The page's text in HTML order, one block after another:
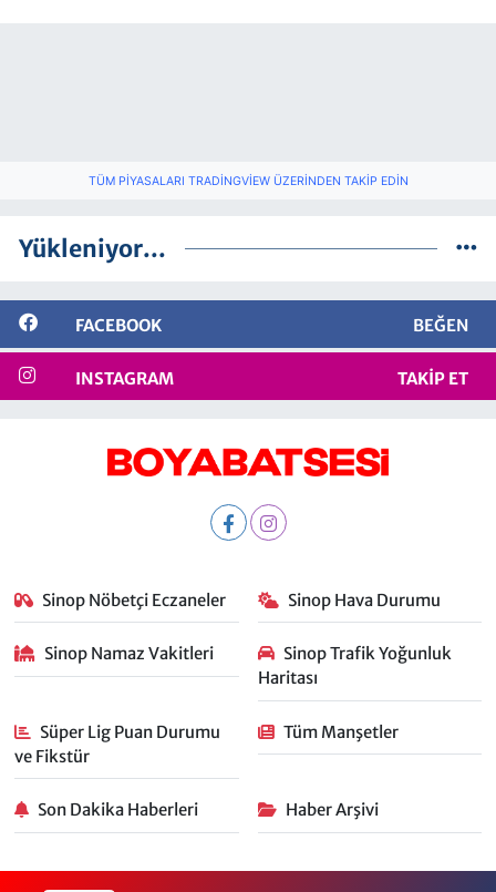
TÜM PIYASALARI TRADINGVIEW ÜZERINDEN TAKIP EDIN
Yükleniyor...
FACEBOOK BEĞEN
INSTAGRAM TAKIP ET
Sinop Nöbetçi Eczaneler Sinop Hava Durumu
Sinop Namaz Vakitleri
Sinop Trafik Yoğunluk
Haritası
Süper Lig Puan Durumu
ve Fikstür
Tüm Manşetler
Son Dakika Haberleri Haber Arşivi